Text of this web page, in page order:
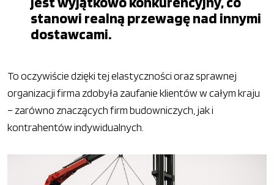
stanowi realną przewagę nad innymi
dostawcami.
To oczywiście dzięki tej elastyczności oraz sprawnej
organizacji firma zdobyła zaufanie klientów w całym kraju
– zarówno znaczących firm budowniczych, jak i
kontrahentów indywidualnych.